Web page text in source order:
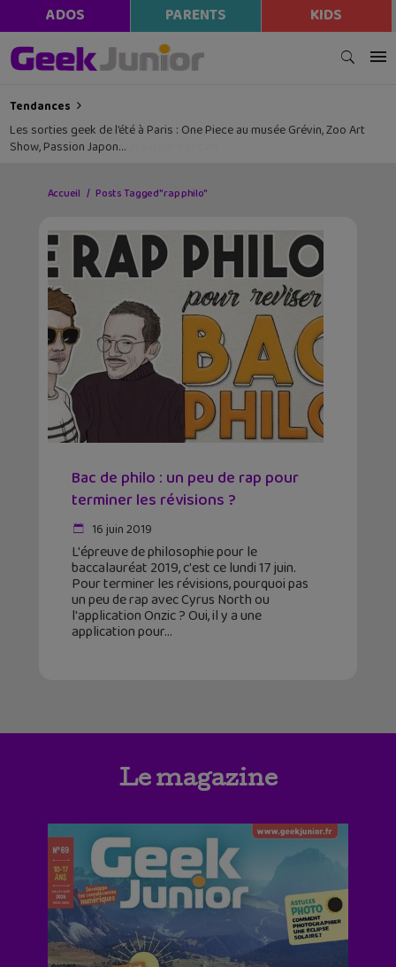
ADOS PARENTS KIDS
Tendances
Les sorties geek de l’été à Paris : One Piece au musée Grévin, Zoo Art
Show, Passion Japon…
Accueil Posts Tagged "rap philo"
Bac de philo : un peu de rap pour
terminer les révisions ?
16 juin 2019
L'épreuve de philosophie pour le
baccalauréat 2019, c'est ce lundi 17 juin.
Pour terminer les révisions, pourquoi pas
un peu de rap avec Cyrus North ou
l'application Onzic ? Oui, il y a une
application pour
Le magazine